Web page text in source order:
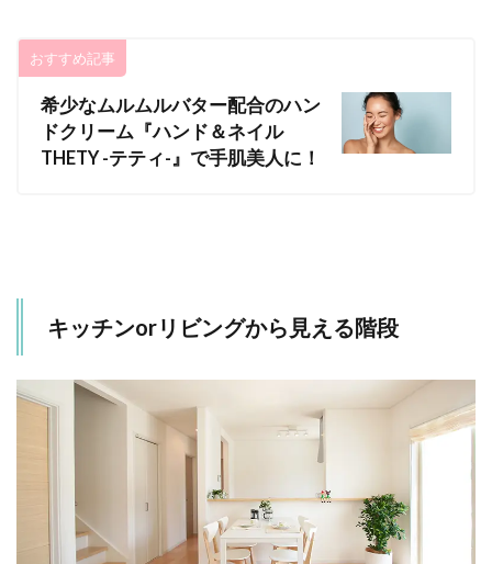
おすすめ記事
希少なムルムルバター配合のハン
ドクリーム『ハンド＆ネイル
THETY -テティ-』で手肌美人に！
キッチンorリビングから見える階段